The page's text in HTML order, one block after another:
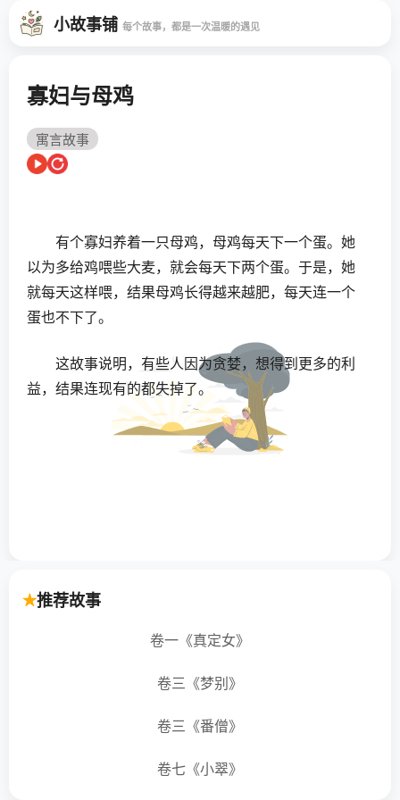
小故事铺 每个故事，都是一次温暖的遇见
寡妇与母鸡
寓言故事
有个寡妇养着一只母鸡，母鸡每天下一个蛋。她
以为多给鸡喂些大麦，就会每天下两个蛋。于是，她
就每天这样喂，结果母鸡长得越来越肥，每天连一个
蛋也不下了。
这故事说明，有些人因为贪婪，想得到更多的利
益，结果连现有的都失掉了。
推荐故事
卷一《真定女》
卷三《梦别》
卷三《番僧》
卷七《小翠》